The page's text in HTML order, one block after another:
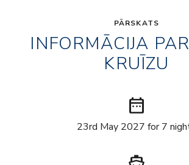
PĀRSKATS
INFORMĀCIJA
KRUĪZU
date_range
23rd May 2027 for 7